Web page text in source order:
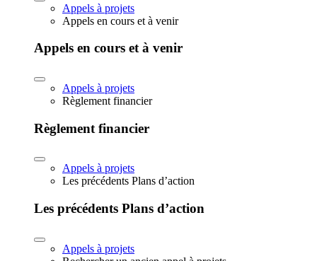
Appels à projets
Appels en cours et à venir
Appels en cours et à venir
Appels à projets
Règlement financier
Règlement financier
Appels à projets
Les précédents Plans d’action
Les précédents Plans d’action
Appels à projets